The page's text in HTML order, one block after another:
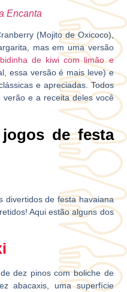
Encanta
(Mojito de Oxicoco),
mas em uma versão
de kiwi com limão e
essa versão é mais leve) e
e apreciadas. Todos
e a receita deles você
de festa
divertidos de festa havaiana
Aqui estão alguns dos
dez pinos com boliche de
abacaxis, uma superfície